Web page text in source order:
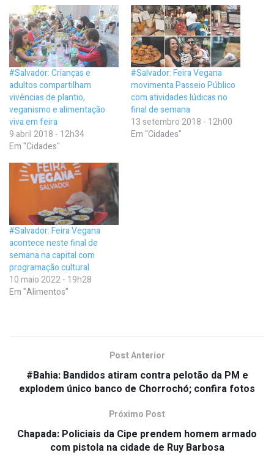
#Salvador: Crianças e
adultos compartilham
vivências de plantio,
veganismo e alimentação
viva em feira
9 abril 2018 - 12h34
Em "Cidades"
#Salvador: Feira Vegana
movimenta Passeio Público
com atividades lúdicas no
final de semana
13 setembro 2018 - 12h00
Em "Cidades"
#Salvador: Feira Vegana
acontece neste final de
semana na capital com
programação cultural
10 maio 2022 - 19h28
Em "Alimentos"
Post Anterior
#Bahia: Bandidos atiram contra pelotão da PM e
explodem único banco de Chorrochó; confira fotos
Próximo Post
Chapada: Policiais da Cipe prendem homem armado
com pistola na cidade de Ruy Barbosa